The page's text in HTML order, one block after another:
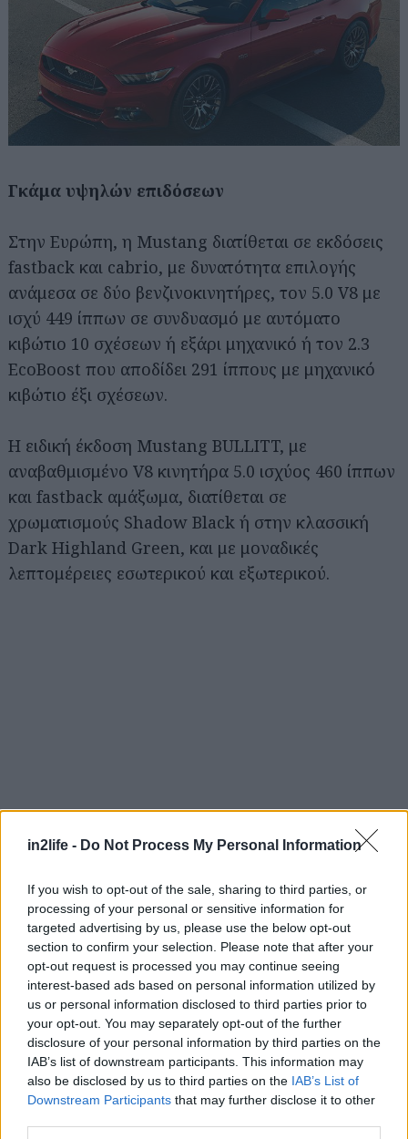
in2life - Do Not Process My Personal Information
If you wish to opt-out of the sale, sharing to third parties, or
processing of your personal or sensitive information for
targeted advertising by us, please use the below opt-out
section to confirm your selection. Please note that after your
opt-out request is processed you may continue seeing
interest-based ads based on personal information utilized by
us or personal information disclosed to third parties prior to
your opt-out. You may separately opt-out of the further
disclosure of your personal information by third parties on the
IAB’s list of downstream participants. This information may
also be disclosed by us to third parties on the IAB’s List of
Downstream Participants that may further disclose it to other
Γκάμα υψηλών επιδόσεων
Στην Ευρώπη, η Mustang διατίθεται σε εκδόσεις
fastback και cabrio, με δυνατότητα επιλογής
ανάμεσα σε δύο βενζινοκινητήρες, τον 5.0 V8 με
ισχύ 449 ίππων σε συνδυασμό με αυτόματο
κιβώτιο 10 σχέσεων ή εξάρι μηχανικό ή τον 2.3
EcoBoost που αποδίδει 291 ίππους με μηχανικό
κιβώτιο έξι σχέσεων.
Η ειδική έκδοση Mustang BULLITT, με
αναβαθμισμένο V8 κινητήρα 5.0 ισχύος 460 ίππων
και fastback αμάξωμα, διατίθεται σε
χρωματισμούς Shadow Black ή στην κλασσική
Dark Highland Green, και με μοναδικές
λεπτομέρειες εσωτερικού και εξωτερικού.
Αναζήτηση
για...